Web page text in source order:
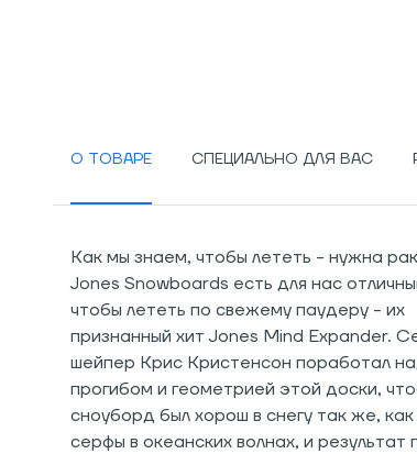
О ТОВАРЕ СПЕЦИАЛЬНО ДЛЯ ВАС
Как мы знаем, чтобы лететь - нужна
Jones Snowboards есть для нас
чтобы лететь по свежему паудеру - их
признанный хит Jones Mind Expander.
шейпер Крис Кристенсон поработал
прогибом и геометрией этой доски,
сноуборд был хорош в снегу так же, как
серфы в океанских волнах, и результат